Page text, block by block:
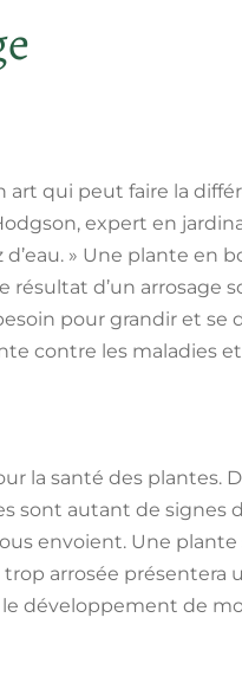
art qui peut faire la
expert en
» Une plante en
d’un arrosage
pour grandir et se
contre les maladies et
la santé des plantes.
sont autant de signes
envoient. Une
arrosée
développement de